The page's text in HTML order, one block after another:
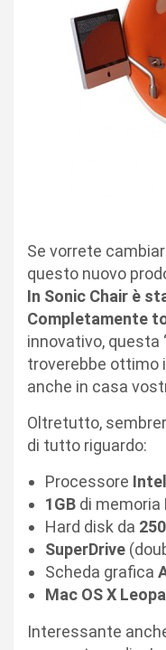
Se vorrete
questo nuovo
In Sonic Chair è
Completamente
innovativo, questa
troverebbe ottimo
anche in casa
Oltretutto,
di tutto riguardo:
Processore
1GB di memoria
Hard disk da
SuperDrive
Scheda grafica
Mac OS X
Interessante